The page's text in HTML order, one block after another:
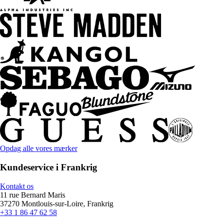
Opdag alle vores mærker
Kundeservice i Frankrig
Kontakt os
11 rue Bernard Maris
37270 Montlouis-sur-Loire, Frankrig
+33 1 86 47 62 58